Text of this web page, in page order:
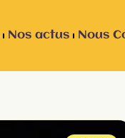
Nos actus Nous